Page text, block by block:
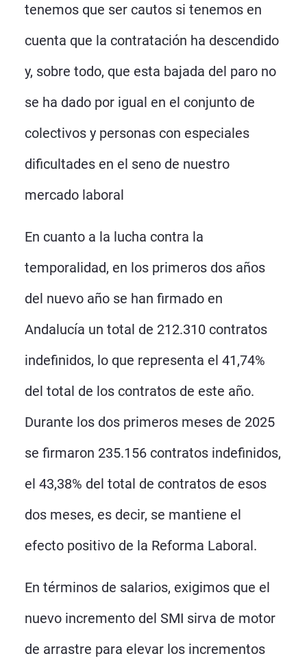
tenemos que ser cautos si tenemos en
cuenta que la contratación ha descendido
y, sobre todo, que esta bajada del paro no
se ha dado por igual en el conjunto de
colectivos y personas con especiales
dificultades en el seno de nuestro
mercado laboral
En cuanto a la lucha contra la
temporalidad, en los primeros dos años
del nuevo año se han firmado en
Andalucía un total de 212.310 contratos
indefinidos, lo que representa el 41,74%
del total de los contratos de este año.
Durante los dos primeros meses de 2025
se firmaron 235.156 contratos indefinidos,
el 43,38% del total de contratos de esos
dos meses, es decir, se mantiene el
efecto positivo de la Reforma Laboral.
En términos de salarios, exigimos que el
nuevo incremento del SMI sirva de motor
de arrastre para elevar los incrementos